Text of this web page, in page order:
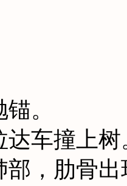
。
车撞上树
，肋骨出